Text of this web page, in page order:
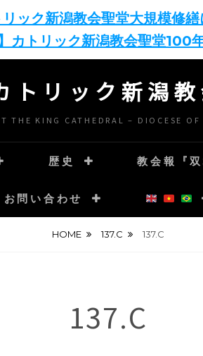
リック新潟教会聖堂大規模修
】カトリック新潟教会聖堂100
トリック新潟教
THE KING CATHEDRAL – DIOCESE OF
歴史 教会報『双
お問い合わせ
HOME 137.C 137.C
137.C